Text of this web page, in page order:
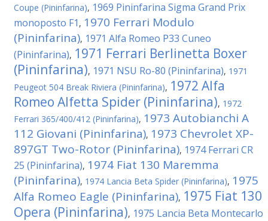
Coupe (Pininfarina), 1969 Pininfarina Sigma Grand Prix
monoposto F1 , 1970 Ferrari Modulo
(Pininfarina), 1971 Alfa Romeo P33 Cuneo
(Pininfarina), 1971 Ferrari Berlinetta Boxer
(Pininfarina), 1971 NSU Ro-80 (Pininfarina), 1971
Peugeot 504 Break Riviera (Pininfarina), 1972 Alfa
Romeo Alfetta Spider (Pininfarina), 1972
Ferrari 365/400/412 (Pininfarina), 1973 Autobianchi A
112 Giovani (Pininfarina), 1973 Chevrolet XP-
897GT Two-Rotor (Pininfarina), 1974 Ferrari CR
25 (Pininfarina), 1974 Fiat 130 Maremma
(Pininfarina), 1974 Lancia Beta Spider (Pininfarina), 1975
Alfa Romeo Eagle (Pininfarina), 1975 Fiat 130
Opera (Pininfarina), 1975 Lancia Beta Montecarlo